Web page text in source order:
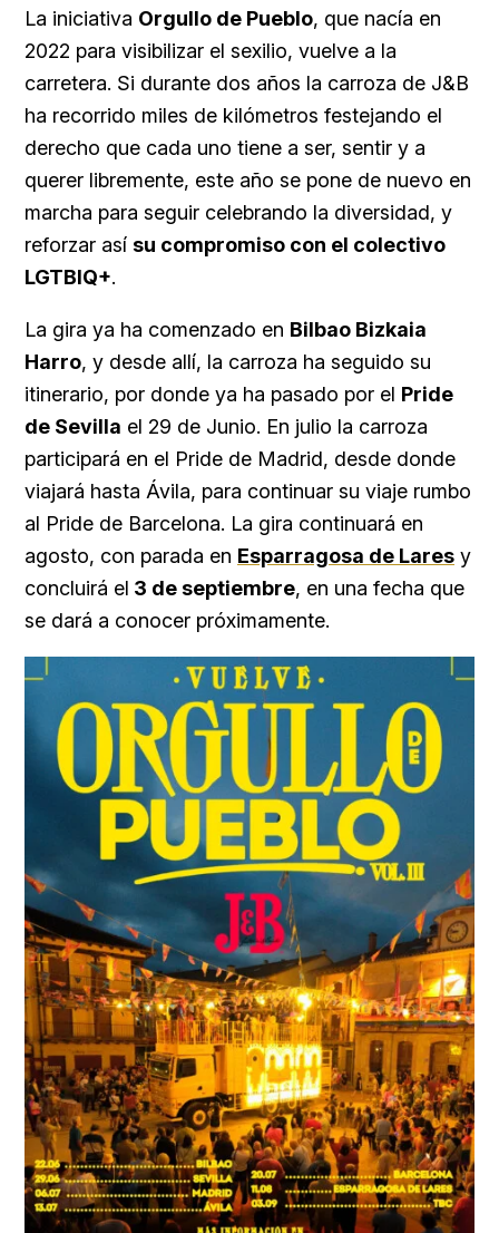
La iniciativa Orgullo de Pueblo, que nacía en
2022 para visibilizar el sexilio, vuelve a la
carretera. Si durante dos años la carroza de J&B
ha recorrido miles de kilómetros festejando el
derecho que cada uno tiene a ser, sentir y a
querer libremente, este año se pone de nuevo en
marcha para seguir celebrando la diversidad, y
reforzar así su compromiso con el colectivo
LGTBIQ+.
La gira ya ha comenzado en Bilbao Bizkaia
Harro, y desde allí, la carroza ha seguido su
itinerario, por donde ya ha pasado por el Pride
de Sevilla el 29 de Junio. En julio la carroza
participará en el Pride de Madrid, desde donde
viajará hasta Ávila, para continuar su viaje rumbo
al Pride de Barcelona. La gira continuará en
agosto, con parada en Esparragosa de Lares y
concluirá el 3 de septiembre, en una fecha que
se dará a conocer próximamente.